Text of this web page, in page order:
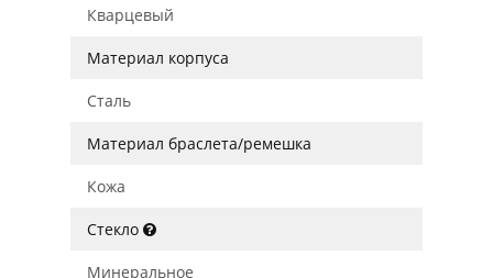
Кварцевый
Материал корпуса
Сталь
Материал браслета/ремешка
Кожа
Стекло
Минеральное